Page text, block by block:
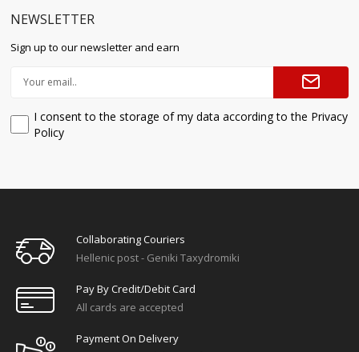
NEWSLETTER
Sign up to our newsletter and earn
I consent to the storage of my data according to the Privacy
Policy
Collaborating Couriers
Hellenic post - Geniki Taxydromiki
Pay By Credit/debit Card
All cards are accepted
Payment On Delivery